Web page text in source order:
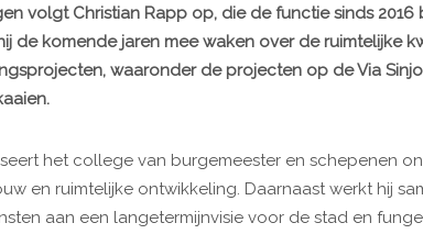
volgt Christian Rapp op, die de functie sinds 2016
de komende jaren mee waken over de ruimtelijke
waaronder de projecten op de Via
het college van burgemeester en schepenen
en ruimtelijke ontwikkeling. Daarnaast werkt hij
aan een langetermijnvisie voor de stad en